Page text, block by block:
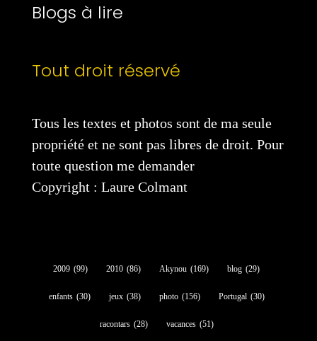
Blogs à lire
Tout droit réservé
Tous les textes et photos sont de ma seule
propriété et ne sont pas libres de droit. Pour
toute question me demander
Copyright : Laure Colmant
2009 (99) 2010 (86) Akynou (169) blog (29)
enfants (30) jeux (38) photo (156) Portugal (30)
racontars (28) vacances (51)